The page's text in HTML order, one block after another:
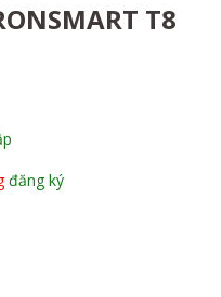
T8
đăng ký